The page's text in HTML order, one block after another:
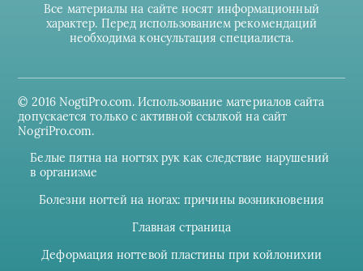
Все материалы на сайте носят информационный
характер. Перед использованием рекомендаций
необходима консультация специалиста.
© 2016 NogtiPro.com. Использование материалов сайта
допускается только с активной ссылкой на сайт
NogriPro.com.
Белые пятна на ногтях рук как следствие нарушений
в организме
Болезни ногтей на ногах: причины возникновения
Главная страница
Деформация ногтевой пластины при койлонихии